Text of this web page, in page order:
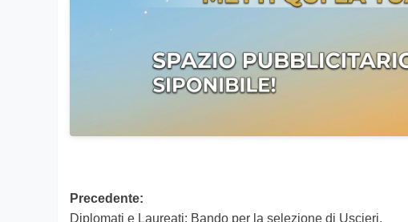
Navigazione
Precedente:
Diplomati e Laureati: Bando per la selezione di Uscieri.